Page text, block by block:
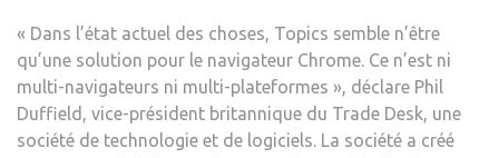
« Dans l’état actuel des choses, Topics semble n’être
qu’une solution pour le navigateur Chrome. Ce n’est ni
multi-navigateurs ni multi-plateformes », déclare Phil
Duffield, vice-président britannique du Trade Desk, une
société de technologie et de logiciels. La société a créé